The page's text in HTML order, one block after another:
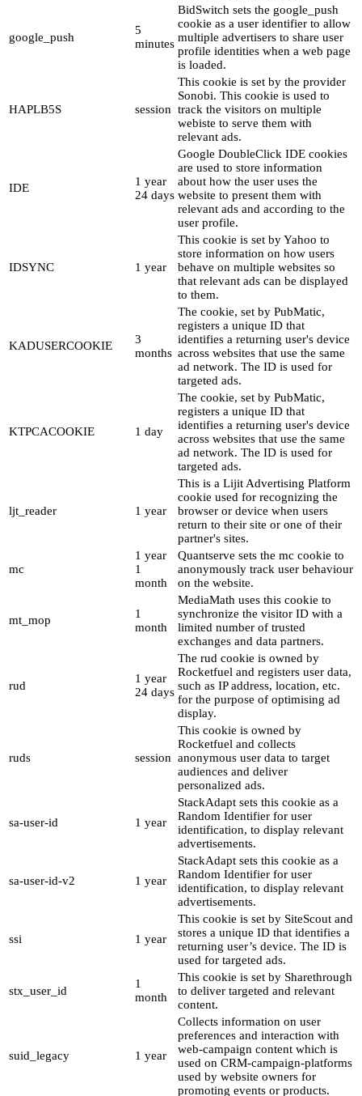
google_push
5
minutes
BidSwitch sets the google_push
cookie as a user identifier to allow
multiple advertisers to share user
profile identities when a web page
is loaded.
HAPLB5S session
This cookie is set by the provider
Sonobi. This cookie is used to
track the visitors on multiple
webiste to serve them with
relevant ads.
IDE
1 year
24 days
Google DoubleClick IDE cookies
are used to store information
about how the user uses the
website to present them with
relevant ads and according to the
user profile.
IDSYNC 1 year
This cookie is set by Yahoo to
store information on how users
behave on multiple websites so
that relevant ads can be displayed
to them.
KADUSERCOOKIE
3
months
The cookie, set by PubMatic,
registers a unique ID that
identifies a returning user's device
across websites that use the same
ad network. The ID is used for
targeted ads.
KTPCACOOKIE 1 day
The cookie, set by PubMatic,
registers a unique ID that
identifies a returning user's device
across websites that use the same
ad network. The ID is used for
targeted ads.
ljt_reader 1 year
This is a Lijit Advertising Platform
cookie used for recognizing the
browser or device when users
return to their site or one of their
partner's sites.
mc
1 year
1
month
Quantserve sets the mc cookie to
anonymously track user behaviour
on the website.
mt_mop
1
month
MediaMath uses this cookie to
synchronize the visitor ID with a
limited number of trusted
exchanges and data partners.
rud
1 year
24 days
The rud cookie is owned by
Rocketfuel and registers user data,
such as IP address, location, etc.
for the purpose of optimising ad
display.
ruds session
This cookie is owned by
Rocketfuel and collects
anonymous user data to target
audiences and deliver
personalized ads.
sa-user-id 1 year
StackAdapt sets this cookie as a
Random Identifier for user
identification, to display relevant
advertisements.
sa-user-id-v2 1 year
StackAdapt sets this cookie as a
Random Identifier for user
identification, to display relevant
advertisements.
ssi 1 year
This cookie is set by SiteScout and
stores a unique ID that identifies a
returning user’s device. The ID is
used for targeted ads.
stx_user_id
1
month
This cookie is set by Sharethrough
to deliver targeted and relevant
content.
suid_legacy 1 year
Collects information on user
preferences and interaction with
web-campaign content which is
used on CRM-campaign-platforms
used by website owners for
promoting events or products.